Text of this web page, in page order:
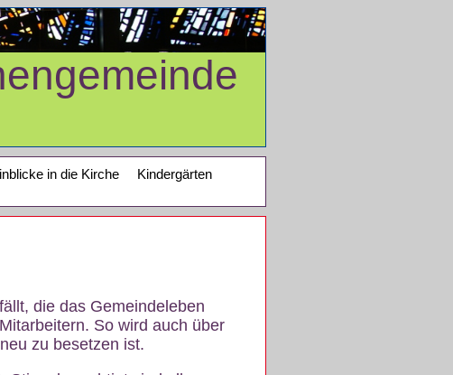
in die Kirche
Kindergärten
die das Gemeindeleben
So wird auch über
zu besetzen ist.